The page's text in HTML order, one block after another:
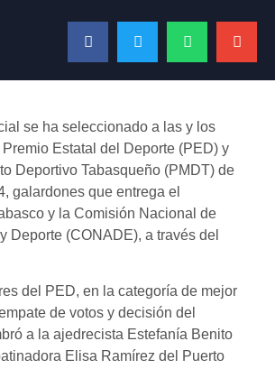
se ha seleccionado a las y los
Estatal del Deporte (PED) y
Deportivo Tabasqueño (PMDT) de
galardones que entrega el
y la Comisión Nacional de
Deporte (CONADE), a través del
del PED, en la categoría de mejor
de votos y decisión del
a la ajedrecista Estefanía Benito
Elisa Ramírez del Puerto